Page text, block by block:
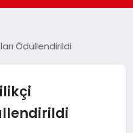
Ödüllendirildi